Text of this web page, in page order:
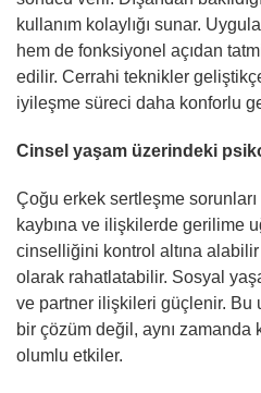
kullanım kolaylığı sunar.
hem de fonksiyonel açıdan
edilir. Cerrahi teknikler
iyileşme süreci daha konforlu
Cinsel yaşam üzerindeki
Çoğu erkek sertleşme
kaybına ve ilişkilerde gerilime
cinselliğini kontrol altına
olarak rahatlatabilir. Sosyal
ve partner ilişkileri güçlenir. Bu
bir çözüm değil, aynı
olumlu etkiler.